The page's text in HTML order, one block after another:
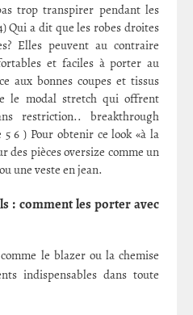
trop transpirer pendant les
Qui a dit que les robes droites
Elles peuvent au contraire
et faciles à porter au
aux bonnes coupes et tissus
le modal stretch qui offrent
restriction.. breakthrough
6 ) Pour obtenir ce look «à la
des pièces oversize comme un
une veste en jean.
: comment les porter avec
le blazer ou la chemise
indispensables dans toute